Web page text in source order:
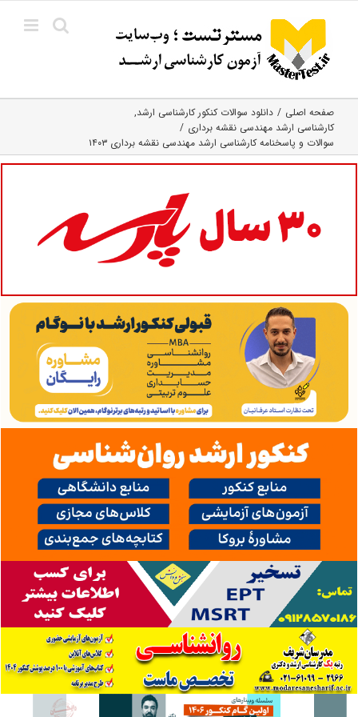
content
صفحه اصلی
دانلود سوالات کنکور کارشناسی ارشد
کارشناسی ارشد مهندسی نقشه برداری
سوالات و پاسخنامه کارشناسی ارشد مهندسی نقشه برداری ۱۴۰۳